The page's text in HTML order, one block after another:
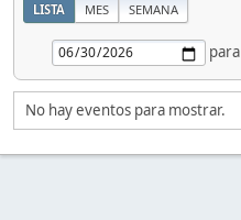
LISTA MES SEMANA
para
No hay eventos para mostrar.